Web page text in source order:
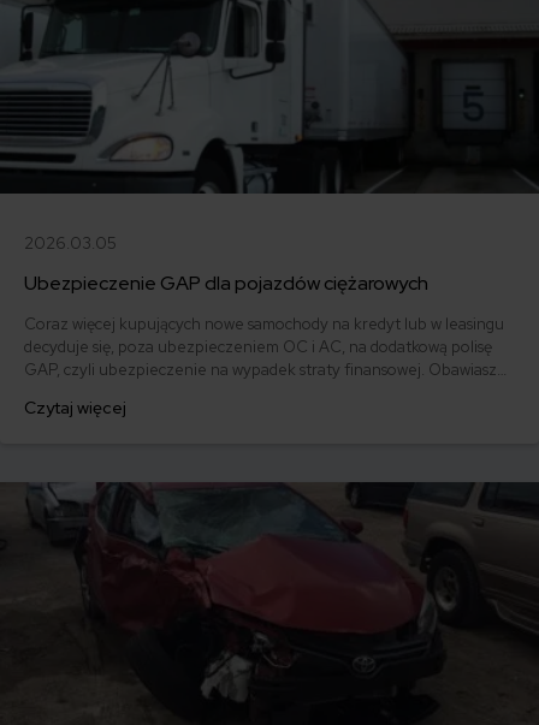
2026.03.05
Ubezpieczenie GAP dla pojazdów ciężarowych
Coraz więcej kupujących nowe samochody na kredyt lub w leasingu
decyduje się, poza ubezpieczeniem OC i AC, na dodatkową polisę
GAP, czyli ubezpieczenie na wypadek straty finansowej. Obawiasz
spłatę kredytu? Dowiedz się, na czym polega ubezpieczenie GAP i
Czytaj więcej